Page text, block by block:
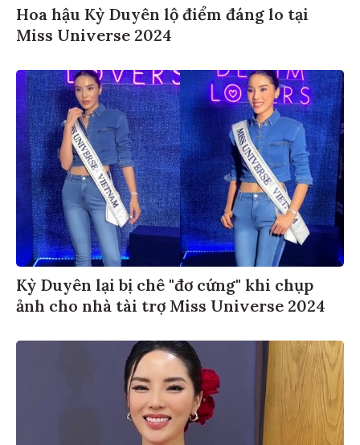
Hoa hậu Kỳ Duyên lộ điểm đáng lo tại
Miss Universe 2024
Kỳ Duyên lại bị chê "đơ cứng" khi chụp
ảnh cho nhà tài trợ Miss Universe 2024